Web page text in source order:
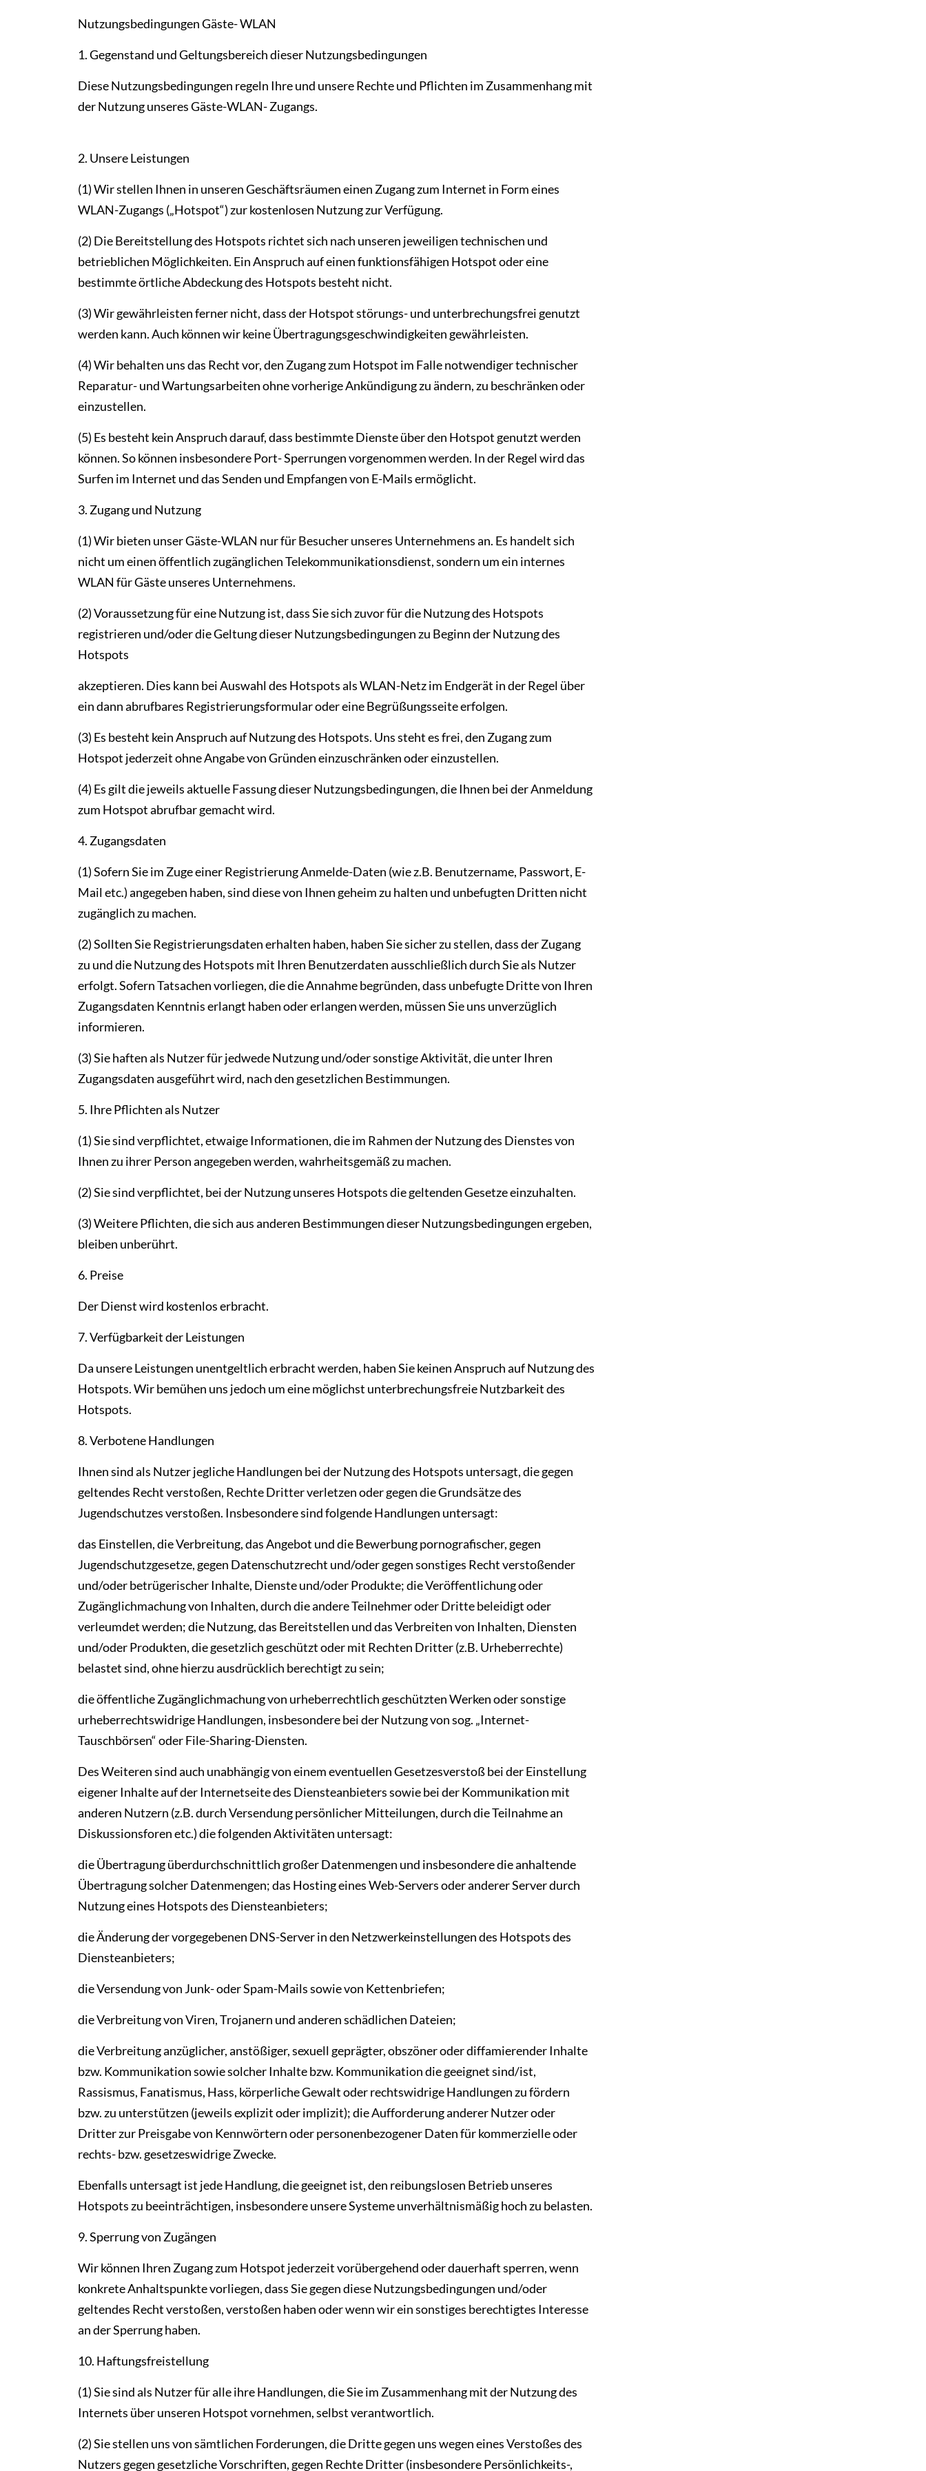
Nutzungsbedingungen Gäste- WLAN
1. Gegenstand und Geltungsbereich dieser Nutzungsbedingungen
Diese Nutzungsbedingungen regeln Ihre und unsere Rechte und Pflichten im Zusammenhang mit
der Nutzung unseres Gäste-WLAN- Zugangs.
2. Unsere Leistungen
(1) Wir stellen Ihnen in unseren Geschäftsräumen einen Zugang zum Internet in Form eines
WLAN-Zugangs („Hotspot“) zur kostenlosen Nutzung zur Verfügung.
(2) Die Bereitstellung des Hotspots richtet sich nach unseren jeweiligen technischen und
betrieblichen Möglichkeiten. Ein Anspruch auf einen funktionsfähigen Hotspot oder eine
bestimmte örtliche Abdeckung des Hotspots besteht nicht.
(3) Wir gewährleisten ferner nicht, dass der Hotspot störungs- und unterbrechungsfrei genutzt
werden kann. Auch können wir keine Übertragungsgeschwindigkeiten gewährleisten.
(4) Wir behalten uns das Recht vor, den Zugang zum Hotspot im Falle notwendiger technischer
Reparatur- und Wartungsarbeiten ohne vorherige Ankündigung zu ändern, zu beschränken oder
einzustellen.
(5) Es besteht kein Anspruch darauf, dass bestimmte Dienste über den Hotspot genutzt werden
können. So können insbesondere Port- Sperrungen vorgenommen werden. In der Regel wird das
Surfen im Internet und das Senden und Empfangen von E-Mails ermöglicht.
3. Zugang und Nutzung
(1) Wir bieten unser Gäste-WLAN nur für Besucher unseres Unternehmens an. Es handelt sich
nicht um einen öffentlich zugänglichen Telekommunikationsdienst, sondern um ein internes
WLAN für Gäste unseres Unternehmens.
(2) Voraussetzung für eine Nutzung ist, dass Sie sich zuvor für die Nutzung des Hotspots
registrieren und/oder die Geltung dieser Nutzungsbedingungen zu Beginn der Nutzung des
Hotspots
akzeptieren. Dies kann bei Auswahl des Hotspots als WLAN-Netz im Endgerät in der Regel über
ein dann abrufbares Registrierungsformular oder eine Begrüßungsseite erfolgen.
(3) Es besteht kein Anspruch auf Nutzung des Hotspots. Uns steht es frei, den Zugang zum
Hotspot jederzeit ohne Angabe von Gründen einzuschränken oder einzustellen.
(4) Es gilt die jeweils aktuelle Fassung dieser Nutzungsbedingungen, die Ihnen bei der Anmeldung
zum Hotspot abrufbar gemacht wird.
4. Zugangsdaten
(1) Sofern Sie im Zuge einer Registrierung Anmelde-Daten (wie z.B. Benutzername, Passwort, E-
Mail etc.) angegeben haben, sind diese von Ihnen geheim zu halten und unbefugten Dritten nicht
zugänglich zu machen.
(2) Sollten Sie Registrierungsdaten erhalten haben, haben Sie sicher zu stellen, dass der Zugang
zu und die Nutzung des Hotspots mit Ihren Benutzerdaten ausschließlich durch Sie als Nutzer
erfolgt. Sofern Tatsachen vorliegen, die die Annahme begründen, dass unbefugte Dritte von Ihren
Zugangsdaten Kenntnis erlangt haben oder erlangen werden, müssen Sie uns unverzüglich
informieren.
(3) Sie haften als Nutzer für jedwede Nutzung und/oder sonstige Aktivität, die unter Ihren
Zugangsdaten ausgeführt wird, nach den gesetzlichen Bestimmungen.
5. Ihre Pflichten als Nutzer
(1) Sie sind verpflichtet, etwaige Informationen, die im Rahmen der Nutzung des Dienstes von
Ihnen zu ihrer Person angegeben werden, wahrheitsgemäß zu machen.
(2) Sie sind verpflichtet, bei der Nutzung unseres Hotspots die geltenden Gesetze einzuhalten.
(3) Weitere Pflichten, die sich aus anderen Bestimmungen dieser Nutzungsbedingungen ergeben,
bleiben unberührt.
6. Preise
Der Dienst wird kostenlos erbracht.
7. Verfügbarkeit der Leistungen
Da unsere Leistungen unentgeltlich erbracht werden, haben Sie keinen Anspruch auf Nutzung des
Hotspots. Wir bemühen uns jedoch um eine möglichst unterbrechungsfreie Nutzbarkeit des
Hotspots.
8. Verbotene Handlungen
Ihnen sind als Nutzer jegliche Handlungen bei der Nutzung des Hotspots untersagt, die gegen
geltendes Recht verstoßen, Rechte Dritter verletzen oder gegen die Grundsätze des
Jugendschutzes verstoßen. Insbesondere sind folgende Handlungen untersagt:
das Einstellen, die Verbreitung, das Angebot und die Bewerbung pornografischer, gegen
Jugendschutzgesetze, gegen Datenschutzrecht und/oder gegen sonstiges Recht verstoßender
und/oder betrügerischer Inhalte, Dienste und/oder Produkte; die Veröffentlichung oder
Zugänglichmachung von Inhalten, durch die andere Teilnehmer oder Dritte beleidigt oder
verleumdet werden; die Nutzung, das Bereitstellen und das Verbreiten von Inhalten, Diensten
und/oder Produkten, die gesetzlich geschützt oder mit Rechten Dritter (z.B. Urheberrechte)
belastet sind, ohne hierzu ausdrücklich berechtigt zu sein;
die öffentliche Zugänglichmachung von urheberrechtlich geschützten Werken oder sonstige
urheberrechtswidrige Handlungen, insbesondere bei der Nutzung von sog. „Internet-
Tauschbörsen“ oder File-Sharing-Diensten.
Des Weiteren sind auch unabhängig von einem eventuellen Gesetzesverstoß bei der Einstellung
eigener Inhalte auf der Internetseite des Diensteanbieters sowie bei der Kommunikation mit
anderen Nutzern (z.B. durch Versendung persönlicher Mitteilungen, durch die Teilnahme an
Diskussionsforen etc.) die folgenden Aktivitäten untersagt:
die Übertragung überdurchschnittlich großer Datenmengen und insbesondere die anhaltende
Übertragung solcher Datenmengen; das Hosting eines Web-Servers oder anderer Server durch
Nutzung eines Hotspots des Diensteanbieters;
die Änderung der vorgegebenen DNS-Server in den Netzwerkeinstellungen des Hotspots des
Diensteanbieters;
die Versendung von Junk- oder Spam-Mails sowie von Kettenbriefen;
die Verbreitung von Viren, Trojanern und anderen schädlichen Dateien;
die Verbreitung anzüglicher, anstößiger, sexuell geprägter, obszöner oder diffamierender Inhalte
bzw. Kommunikation sowie solcher Inhalte bzw. Kommunikation die geeignet sind/ist,
Rassismus, Fanatismus, Hass, körperliche Gewalt oder rechtswidrige Handlungen zu fördern
bzw. zu unterstützen (jeweils explizit oder implizit); die Aufforderung anderer Nutzer oder
Dritter zur Preisgabe von Kennwörtern oder personenbezogener Daten für kommerzielle oder
rechts- bzw. gesetzeswidrige Zwecke.
Ebenfalls untersagt ist jede Handlung, die geeignet ist, den reibungslosen Betrieb unseres
Hotspots zu beeinträchtigen, insbesondere unsere Systeme unverhältnismäßig hoch zu belasten.
9. Sperrung von Zugängen
Wir können Ihren Zugang zum Hotspot jederzeit vorübergehend oder dauerhaft sperren, wenn
konkrete Anhaltspunkte vorliegen, dass Sie gegen diese Nutzungsbedingungen und/oder
geltendes Recht verstoßen, verstoßen haben oder wenn wir ein sonstiges berechtigtes Interesse
an der Sperrung haben.
10. Haftungsfreistellung
(1) Sie sind als Nutzer für alle ihre Handlungen, die Sie im Zusammenhang mit der Nutzung des
Internets über unseren Hotspot vornehmen, selbst verantwortlich.
(2) Sie stellen uns von sämtlichen Forderungen, die Dritte gegen uns wegen eines Verstoßes des
Nutzers gegen gesetzliche Vorschriften, gegen Rechte Dritter (insbesondere Persönlichkeits-,